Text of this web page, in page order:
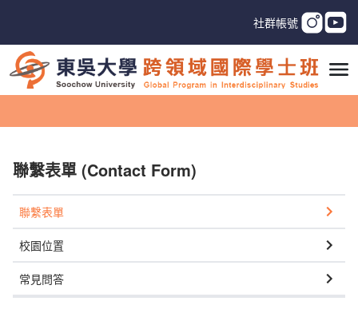
社群帳號
聯繫表單 (Contact Form)
聯繫表單
校園位置
常見問答